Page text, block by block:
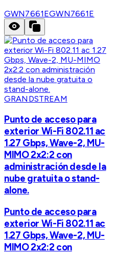
GWN7661EGWN7661E
GRANDSTREAM
Punto de acceso para
exterior Wi-Fi 802.11 ac
1.27 Gbps, Wave-2, MU-
MIMO 2x2:2 con
administración desde la
nube gratuita o stand-
alone.
Punto de acceso para
exterior Wi-Fi 802.11 ac
1.27 Gbps, Wave-2, MU-
MIMO 2x2:2 con